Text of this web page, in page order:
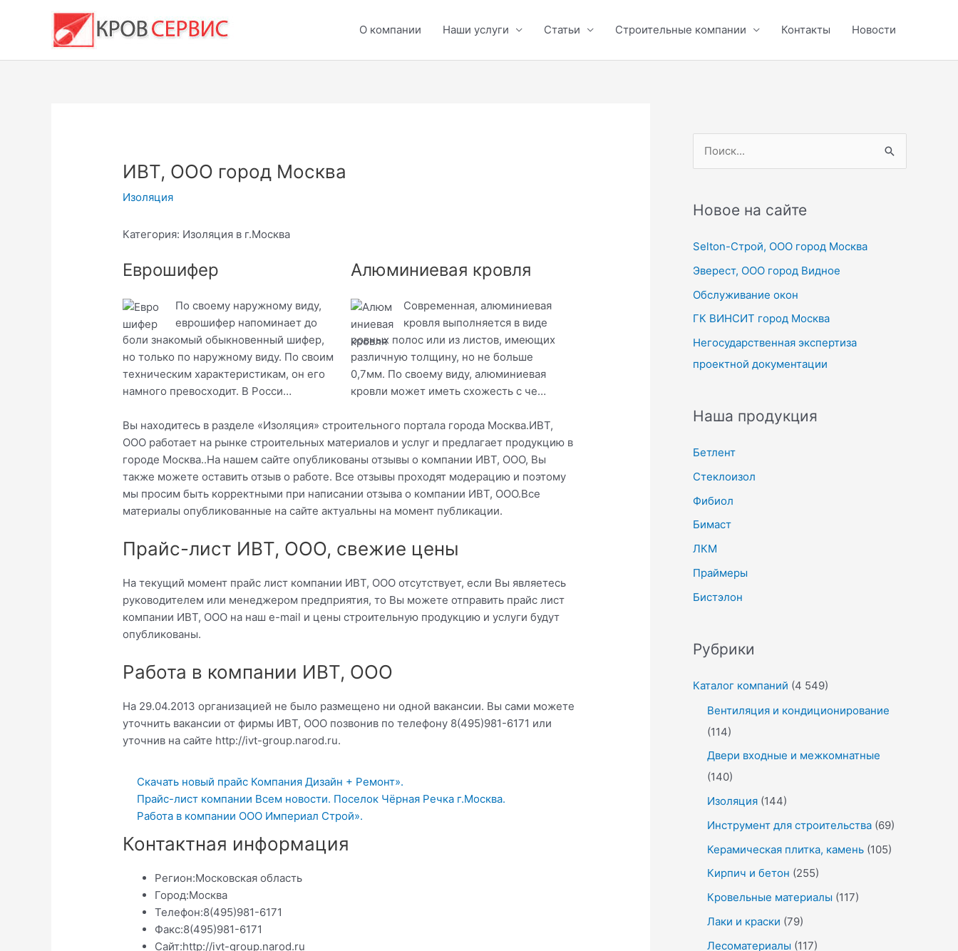
содержимому
О компании Наши услуги Статьи Строительные компании Контакты Новости
ИВТ, ООО город Москва
Изоляция
Категория: Изоляция в г.Москва
Еврошифер
По своему наружному виду,
еврошифер напоминает до
боли знакомый обыкновенный шифер,
но только по наружному виду. По своим
техническим характеристикам, он его
намного превосходит. В Росси…
Алюминиевая кровля
Современная, алюминиевая
кровля выполняется в виде
ровных полос или из листов, имеющих
различную толщину, но не больше
0,7мм. По своему виду, алюминиевая
кровли может иметь схожесть с че…
Вы находитесь в разделе «Изоляция» строительного портала города Москва.ИВТ,
ООО работает на рынке строительных материалов и услуг и предлагает продукцию в
городе Москва..На нашем сайте опубликованы отзывы о компании ИВТ, ООО, Вы
также можете оставить отзыв о работе. Все отзывы проходят модерацию и поэтому
мы просим быть корректными при написании отзыва о компании ИВТ, ООО.Все
материалы опубликованные на сайте актуальны на момент публикации.
Прайс-лист ИВТ, ООО, свежие цены
На текущий момент прайс лист компании ИВТ, ООО отсутствует, если Вы являетесь
руководителем или менеджером предприятия, то Вы можете отправить прайс лист
компании ИВТ, ООО на наш e-mail и цены строительную продукцию и услуги будут
опубликованы.
Работа в компании ИВТ, ООО
На 29.04.2013 организацией не было размещено ни одной вакансии. Вы сами можете
уточнить вакансии от фирмы ИВТ, ООО позвонив по телефону 8(495)981-6171 или
уточнив на сайте http://ivt-group.narod.ru.
Скачать новый прайс Компания Дизайн + Ремонт».
Прайс-лист компании Всем новости. Поселок Чёрная Речка г.Москва.
Работа в компании ООО Империал Строй».
Контактная информация
Регион:Московская область
Город:Москва
Телефон:8(495)981-6171
Факс:8(495)981-6171
Сайт:http://ivt-group.narod.ru
с
:
Новое на сайте
Selton-Строй, OOO город Москва
Эверест, ООО город Видное
Обслуживание окон
ГК ВИНСИТ город Москва
Негосударственная экспертиза
проектной документации
Наша продукция
Бетлент
Стеклоизол
Фибиол
Бимаст
ЛКМ
Праймеры
Бистэлон
Рубрики
Каталог компаний (4 549)
Вентиляция и кондиционирование
(114)
Двери входные и межкомнатные
(140)
Изоляция (144)
Инструмент для строительства (69)
Керамическая плитка, камень (105)
Кирпич и бетон (255)
Кровельные материалы (117)
Лаки и краски (79)
Лесоматериалы (117)